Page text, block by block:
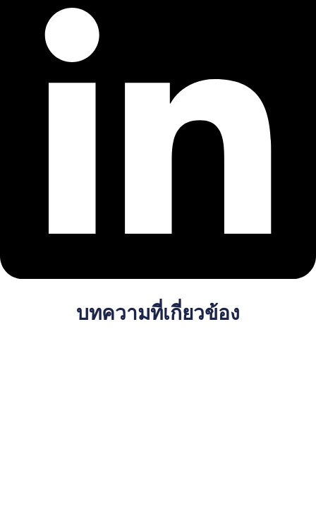
บทความที่เกี่ยวข้อง